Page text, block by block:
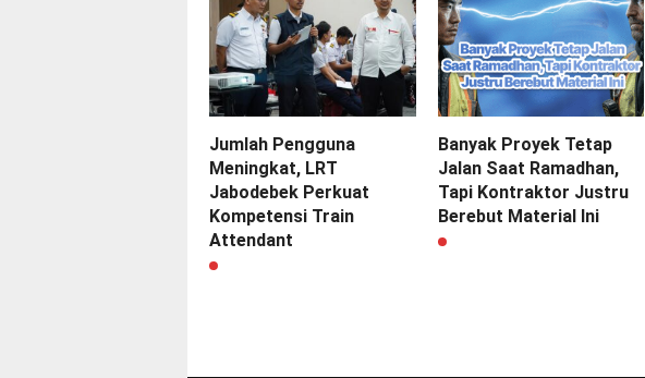
Jumlah Pengguna
Meningkat, LRT
Jabodebek Perkuat
Kompetensi Train
Attendant
Banyak Proyek Tetap
Jalan Saat Ramadhan,
Tapi Kontraktor Justru
Berebut Material Ini